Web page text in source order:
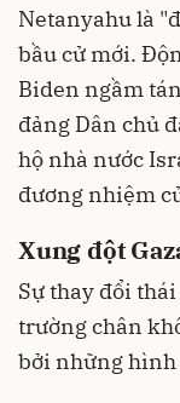
Netanyahu là
bầu cử mới.
Biden ngầm
đảng Dân chủ
hộ nhà nước
đương nhiệm
Xung đột
Sự thay đổi
trường chân
bởi những hình